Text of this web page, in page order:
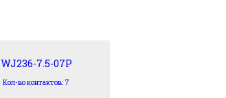
WJ236-7.5-07P
Кол-во контактов: 7